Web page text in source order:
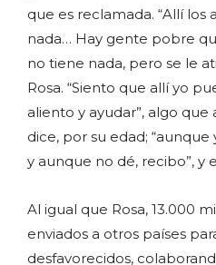
que es reclamada. “Allí los
nada… Hay gente pobre
no tiene nada, pero se le
Rosa. “Siento que allí yo
aliento y ayudar”, algo
dice, por su edad;
y aunque no dé, recibo”, y
Al igual que Rosa, 13.000
enviados a otros países
desfavorecidos,